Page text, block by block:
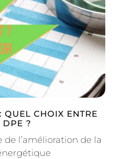
QUEL CHOIX ENTRE
DPE ?
l’amélioration de la